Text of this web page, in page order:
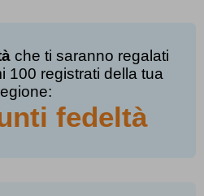
che ti saranno regalati
100 registrati della tua
fedeltà